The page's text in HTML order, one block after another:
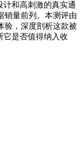
计和高刺激的真实通
销量前列。本测评由
验，深度剖析这款被
它是否值得纳入收